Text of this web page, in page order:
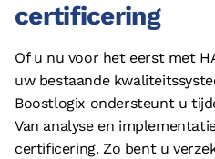
certificering
Of u nu voor het eerst met
uw bestaande
Boostlogix ondersteunt u
Van analyse en
certificering. Zo bent u